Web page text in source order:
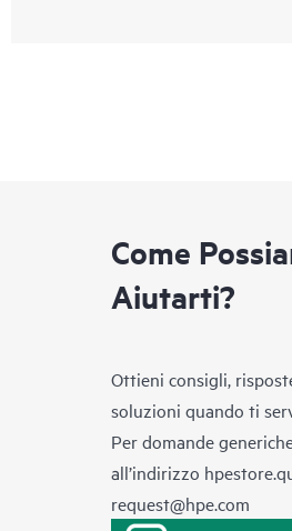
Come
Aiutarti?
Ottieni consigli,
soluzioni quando ti
Per domande
all’indirizzo
request@hpe.com